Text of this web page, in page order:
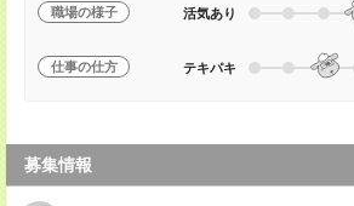
職場の様子 活気あり
仕事の仕方 テキパキ
募集情報